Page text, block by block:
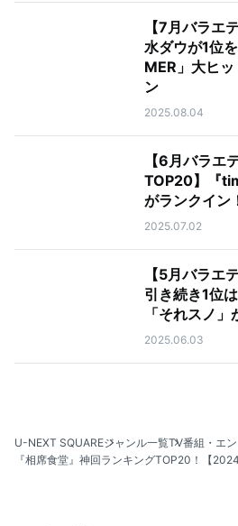
【7月バラエ
水ダウが1位
MER」大ヒ
ン
2025.08.04
【6月バラエ
TOP20】『
がランクイン
2025.07.02
【5月バラエ
引き続き1位
「それスノ
2025.06.03
U-NEXT SQUAREジャンル一覧TV番組・エ
『相席食堂』神回ランキングTOP20！【